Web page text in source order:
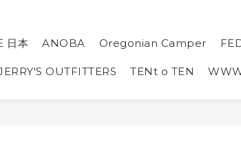
日本 ANOBA Oregonian Camper
OUTFITTERS TENt o TEN